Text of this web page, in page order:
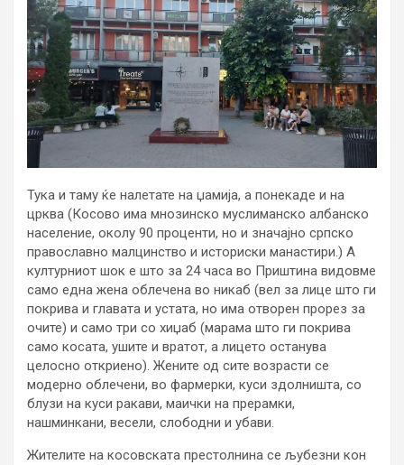
Тука и таму ќе налетате на џамија, а понекаде и на
црква (Косово има мнозинско муслиманско албанско
население, околу 90 проценти, но и значајно српско
православно малцинство и историски манастири.) А
културниот шок е што за 24 часа во Приштина видовме
само една жена облечена во никаб (вел за лице што ги
покрива и главата и устата, но има отворен прорез за
очите) и само три со хиџаб (марама што ги покрива
само косата, ушите и вратот, а лицето останува
целосно откриено). Жените од сите возрасти се
модерно облечени, во фармерки, куси здолништа, со
блузи на куси ракави, маички на прерамки,
нашминкани, весели, слободни и убави.
Жителите на косовската престолнина се љубезни кон